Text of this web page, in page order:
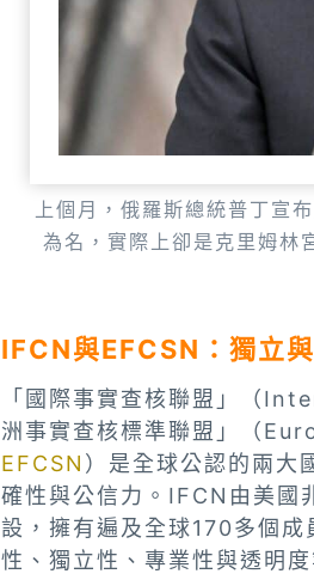
上個月，俄羅斯總統普丁宣
為名，實際上卻是克里姆林
IFCN與EFCSN：獨立
「國際事實查核聯盟」（
洲事實查核標準聯盟」（
EFCSN ）是全球公認的兩大
確性與公信力。IFCN由美
設，擁有遍及全球170多個成
性、獨立性、專業性與透明度